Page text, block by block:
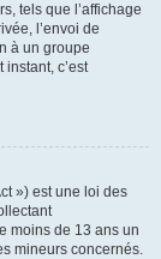
tels que l’affichage
l’envoi de
à un groupe
instant, c’est
») est une loi des
moins de 13 ans un
mineurs concernés.